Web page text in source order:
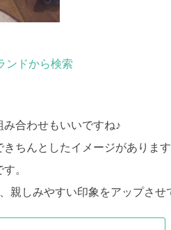
ンドから検索
合わせもいいですね♪
ちんとしたイメージがあります
す。
親しみやすい印象をアップさせ